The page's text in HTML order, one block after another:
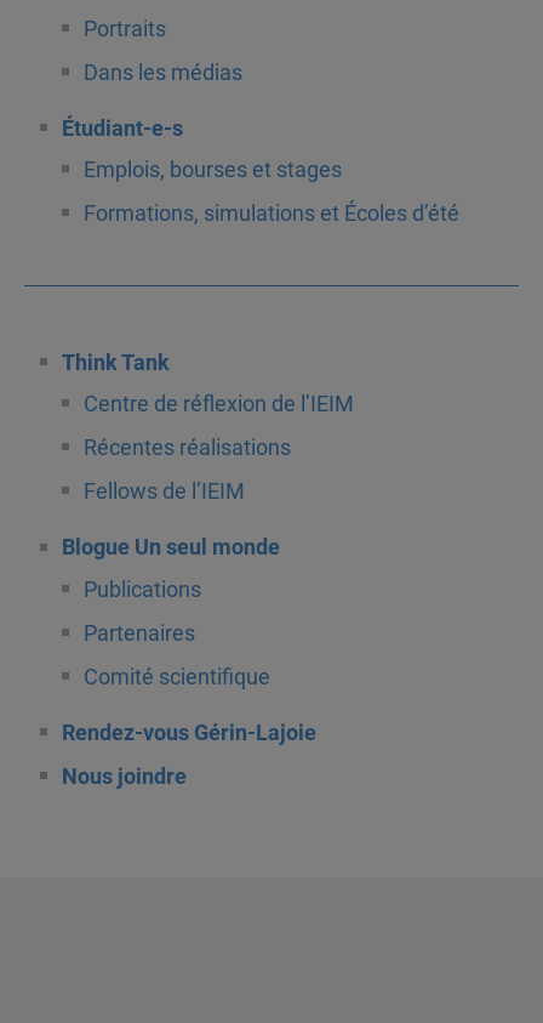
Portraits
Dans les médias
Étudiant-e-s
Emplois, bourses et stages
Formations, simulations et Écoles d’été
Think Tank
Centre de réflexion de l’IEIM
Récentes réalisations
Fellows de l’IEIM
Blogue Un seul monde
Publications
Partenaires
Comité scientifique
Rendez-vous Gérin-Lajoie
Nous joindre